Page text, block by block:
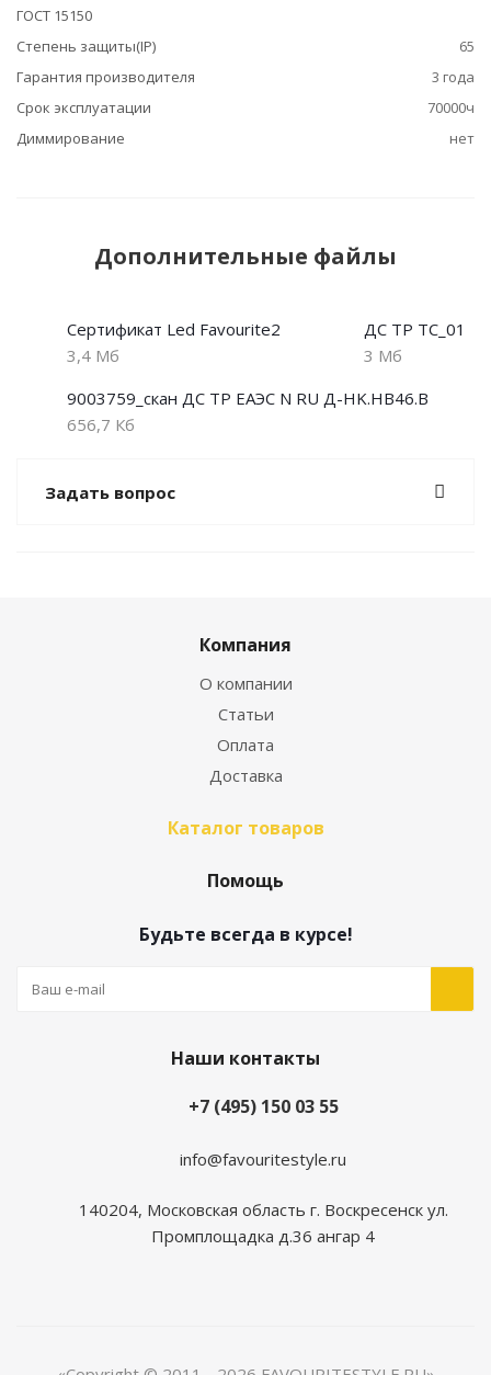
ГОСТ 15150
Степень защиты(IP)
65
Гарантия производителя
3 года
Срок эксплуатации
70000ч
Диммирование
нет
Дополнительные файлы
Сертификат Led Favourite2
3,4 Мб
ДС ТР ТС_01
3 Мб
9003759_скан ДС ТР ЕАЭС N RU Д-HK.НВ46.В
656,7 Кб
Задать вопрос
Компания
О компании
Статьи
Оплата
Доставка
Каталог товаров
Помощь
Будьте всегда в курсе!
Наши контакты
+7 (495) 150 03 55
info@favouritestyle.ru
140204, Московская область г. Воскресенск ул.
Промплощадка д.36 ангар 4